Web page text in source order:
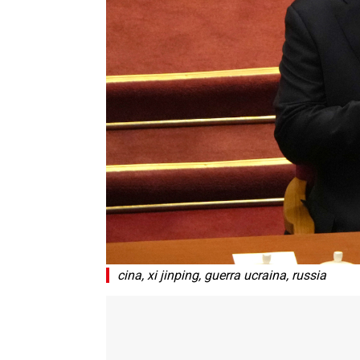
cina, xi jinping, guerra ucraina, russia